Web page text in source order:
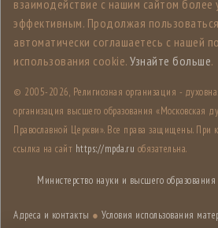
взаимодействие с нашим сайтом
эффективным. Продолжая
автоматически соглашаетесь с нашей
использования cookie. Узнайте больше.
© 2005-2026, Религиозная организация -
организация высшего образования «Московская
Православной Церкви». Все права защищены. При
ссылка на сайт https://mpda.ru обязательна.
Министерство науки и высшего
Адреса и контакты ● Условия использования